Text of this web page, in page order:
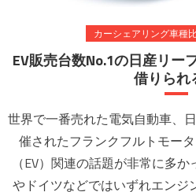
カーシェアリング車種
EV販売台数No.1の日産リー
借りられ
世界で一番売れた電気自動車、
催されたフランクフルトモー
（EV）関連の話題が非常に多
やドイツなどではいずれエンジ